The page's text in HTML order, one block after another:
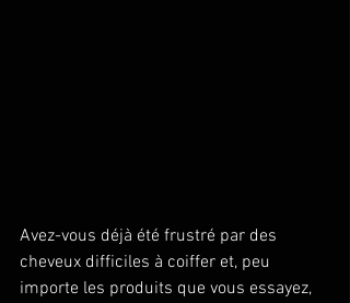
Avez-vous déjà été frustré par des
cheveux difficiles à coiffer et, peu
importe les produits que vous essayez,